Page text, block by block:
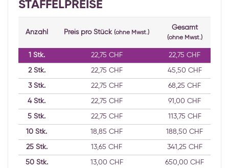
STAFFELPREISE
Anzahl Preis pro Stück (ohne Mwst.)
Gesamt
(ohne Mwst.)
1 Stk. 22,75 CHF 22,75 CHF
2Stk. 22,75 CHF 45,50 CHF
3Stk. 22,75 CHF 68,25 CHF
4Stk. 22,75 CHF 91,00 CHF
5 Stk. 22,75 CHF 113,75 CHF
10 Stk. 18,85 CHF 188,50 CHF
25Stk. 13,65 CHF 341,25 CHF
50Stk. 13,00 CHF 650,00 CHF